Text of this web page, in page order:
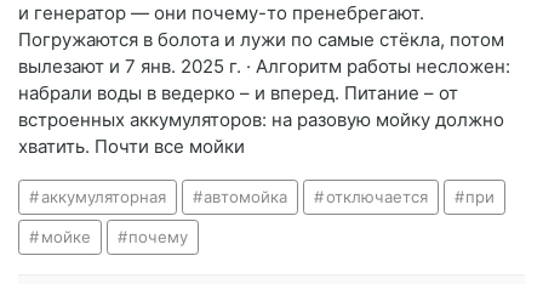
и генератор — они почему-то пренебрегают.
Погружаются в болота и лужи по самые стёкла, потом
вылезают и 7 янв. 2025 г. · Алгоритм работы несложен:
набрали воды в ведерко – и вперед. Питание – от
встроенных аккумуляторов: на разовую мойку должно
хватить. Почти все мойки
аккумуляторная автомойка отключается при
мойке почему